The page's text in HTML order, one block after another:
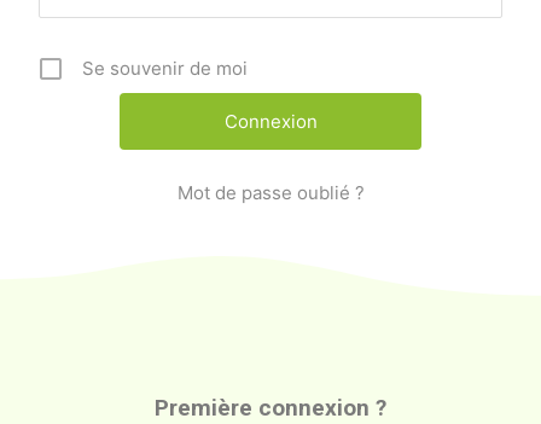
Se souvenir de moi
Mot de passe oublié ?
Première connexion ?